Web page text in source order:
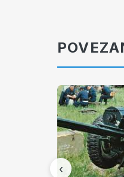
‹